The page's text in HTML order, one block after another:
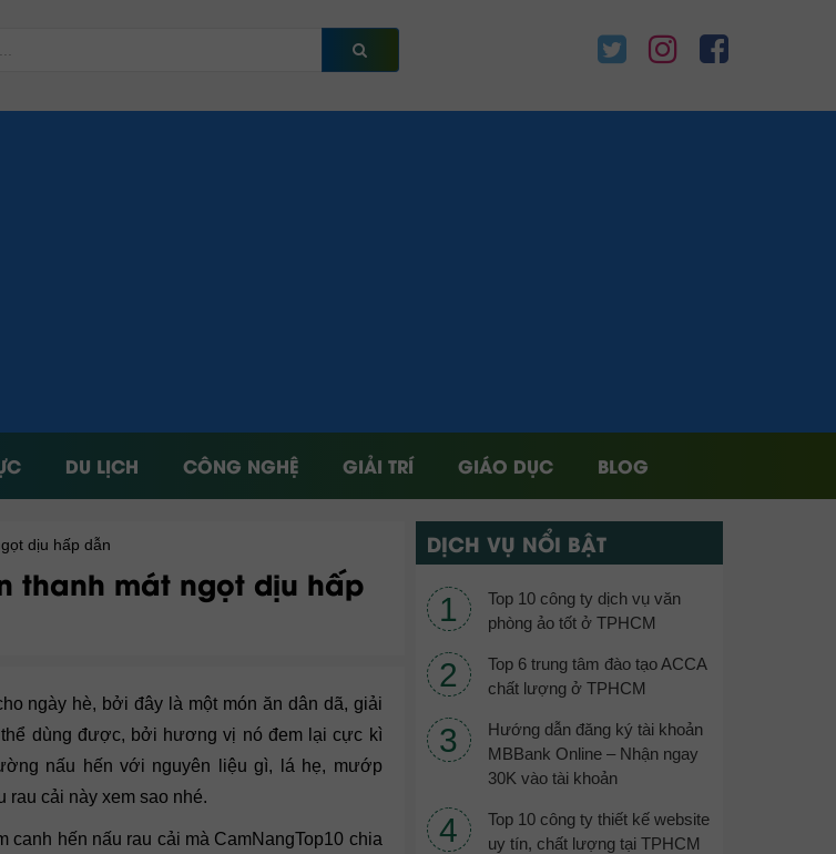
DU LỊCH CÔNG NGHỆ GIẢI TRÍ GIÁO DỤC BLOG
dịu hấp dẫn
thanh mát ngọt dịu hấp
ngày hè, bởi đây là một món ăn dân dã, giải
dùng được, bởi hương vị nó đem lại cực kì
nấu hến với nguyên liệu gì, lá hẹ, mướp
rau cải này xem sao nhé.
hến nấu rau cải mà CamNangTop10 chia
DỊCH VỤ NỔI BẬT
Top 10 công ty dịch vụ văn
phòng ảo tốt ở TPHCM
Top 6 trung tâm đào tạo ACCA
chất lượng ở TPHCM
Hướng dẫn đăng ký tài khoản
MBBank Online – Nhận ngay
30K vào tài khoản
Top 10 công ty thiết kế website
uy tín, chất lượng tại TPHCM